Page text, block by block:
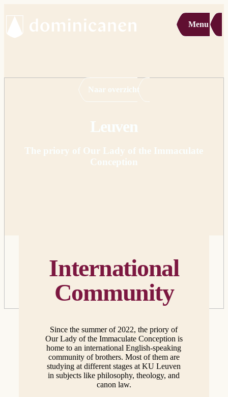
Menu
Naar overzicht
Leuven
The priory of Our Lady of the Immaculate
Conception
International
Community
Since the summer of 2022, the priory of
Our Lady of the Immaculate Conception is
home to an international English-speaking
community of brothers. Most of them are
studying at different stages at KU Leuven
in subjects like philosophy, theology, and
canon law.